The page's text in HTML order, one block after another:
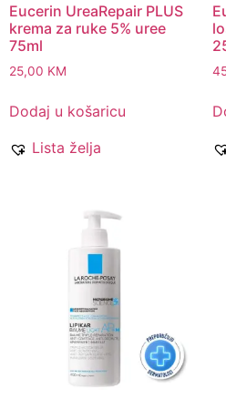
Eucerin UreaRepair PLUS
krema za ruke 5% uree
75ml
25,00 KM
Dodaj u košaricu
Lista želja